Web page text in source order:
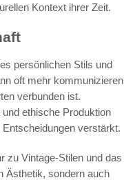
Kontext ihrer Zeit.
persönlichen Stils und
oft mehr kommunizieren
verbunden ist.
ethische Produktion
verstärkt.
zu Vintage-Stilen und das
Ästhetik, sondern auch